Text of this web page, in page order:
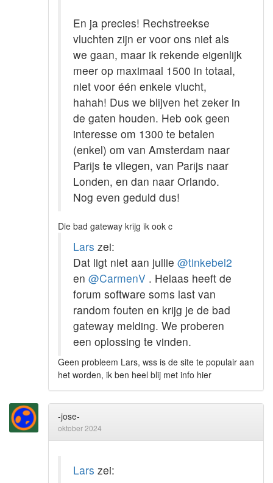
En ja precies! Rechstreekse
vluchten zijn er voor ons niet als
we gaan, maar ik rekende eigenlijk
meer op maximaal 1500 in totaal,
niet voor één enkele vlucht,
hahah! Dus we blijven het zeker in
de gaten houden. Heb ook geen
interesse om 1300 te betalen
(enkel) om van Amsterdam naar
Parijs te vliegen, van Parijs naar
Londen, en dan naar Orlando.
Nog even geduld dus!
Die bad gateway krijg ik ook c
Lars zei:
Dat ligt niet aan jullie @tinkebel2
en @CarmenV . Helaas heeft de
forum software soms last van
random fouten en krijg je de bad
gateway melding. We proberen
een oplossing te vinden.
Geen probleem Lars, wss is de site te populair aan
het worden, ik ben heel blij met info hier
-jose-
oktober 2024
Lars zei: